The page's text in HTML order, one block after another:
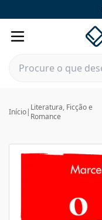
Início| Literatura, Ficção e
Romance